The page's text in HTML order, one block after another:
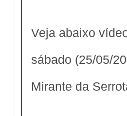
Veja abaixo
sábado (25/05/
Mirante da